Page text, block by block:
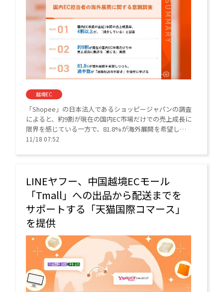
越境EC
「Shopee」の日本法人であるショッピージャパンの調査
によると、約9割が現在の国内EC市場だけでの売上成長に
限界を感じている一方で、81.8%が海外展開を希望しつ
つも、過半数が「国際配送の手続き」を障壁にあげた。
11/18 07:52
LINEヤフー、中国越境ECモール
「Tmall」への出品から配送までを
サポートする「天猫国際コマース」
を提供